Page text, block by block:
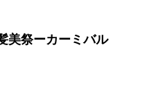
美祭ーカーミバル